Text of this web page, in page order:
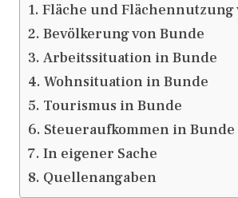
Fläche und Flächennutzung
Bevölkerung von Bunde
Arbeitssituation in Bunde
Wohnsituation in Bunde
Tourismus in Bunde
Steueraufkommen in Bunde
In eigener Sache
Quellenangaben